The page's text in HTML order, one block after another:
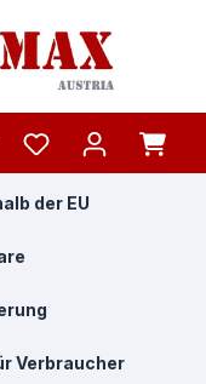
der EU
Verbraucher